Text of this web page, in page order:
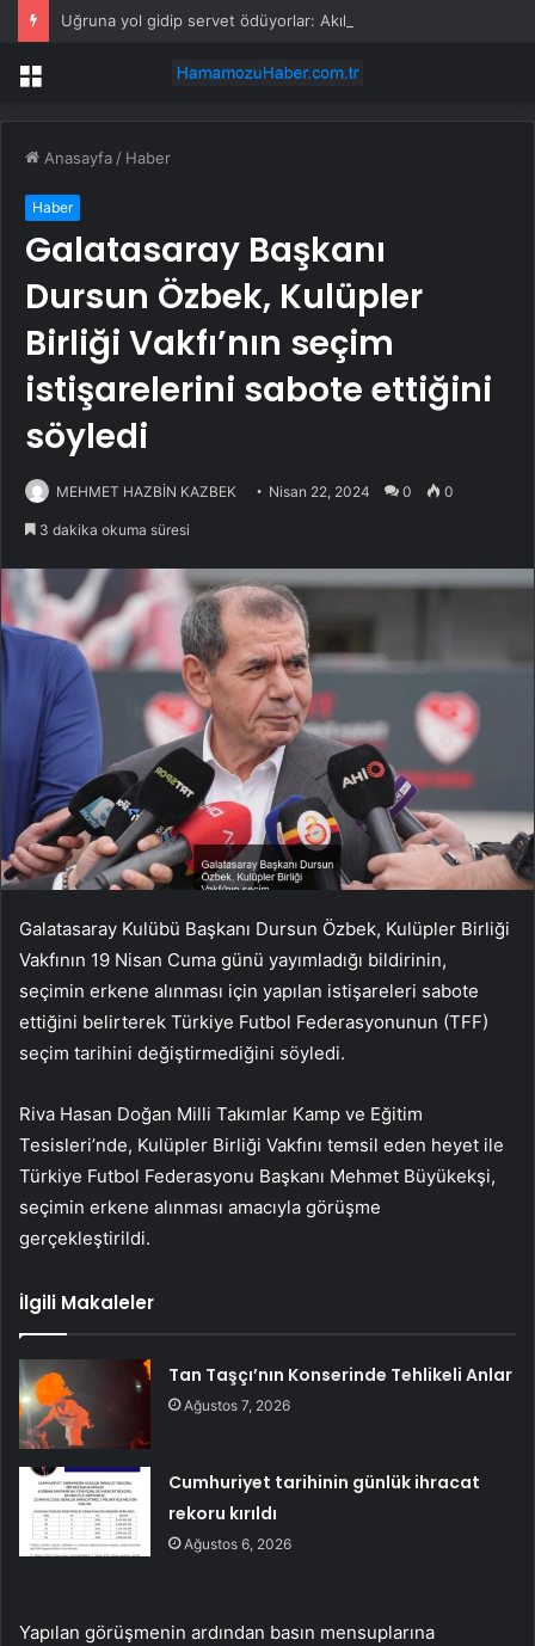
Menü
Anasayfa / Haber
Haber
Galatasaray Başkanı
Dursun Özbek, Kulüpler
Birliği Vakfı’nın seçim
istişarelerini sabote ettiğini
söyledi
MEHMET HAZBİN KAZBEK Nisan 22, 2024 0 0
3 dakika okuma süresi
Galatasaray Kulübü Başkanı Dursun Özbek, Kulüpler Birliği
Vakfının 19 Nisan Cuma günü yayımladığı bildirinin,
seçimin erkene alınması için yapılan istişareleri sabote
ettiğini belirterek Türkiye Futbol Federasyonunun (TFF)
seçim tarihini değiştirmediğini söyledi.
Riva Hasan Doğan Milli Takımlar Kamp ve Eğitim
Tesisleri’nde, Kulüpler Birliği Vakfını temsil eden heyet ile
Türkiye Futbol Federasyonu Başkanı Mehmet Büyükekşi,
seçimin erkene alınması amacıyla görüşme
gerçekleştirildi.
İlgili Makaleler
Tan Taşçı’nın Konserinde Tehlikeli Anlar
Ağustos 7, 2026
Cumhuriyet tarihinin günlük ihracat
rekoru kırıldı
Ağustos 6, 2026
Yapılan görüşmenin ardından basın mensuplarına